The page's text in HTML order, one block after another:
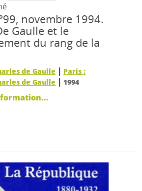
novembre 1994.
Gaulle et le
du rang de la
de Gaulle | Paris :
de Gaulle | 1994